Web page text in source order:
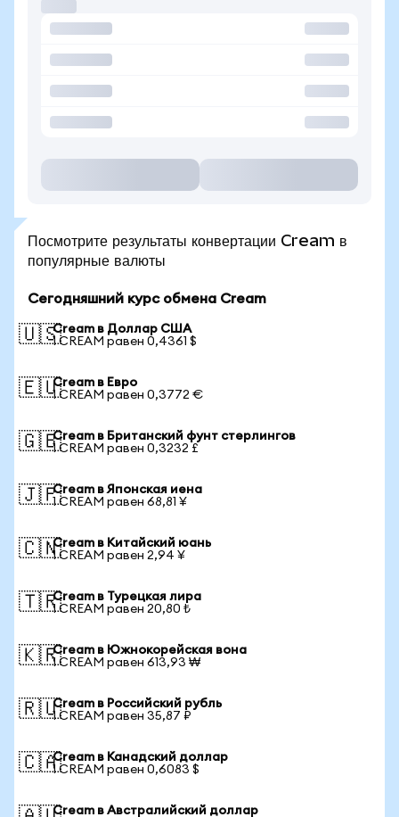
Посмотрите результаты конвертации Cream в
популярные валюты
Сегодняшний курс обмена Cream
🇺🇸Cream в Доллар США
1 CREAM равен 0,4361 $
🇪🇺Cream в Евро
1 CREAM равен 0,3772 €
🇬🇧Cream в Британский фунт стерлингов
1 CREAM равен 0,3232 £
🇯🇵Cream в Японская иена
1 CREAM равен 68,81 ¥
🇨🇳Cream в Китайский юань
1 CREAM равен 2,94 ¥
🇹🇷Cream в Турецкая лира
1 CREAM равен 20,80 ₺
🇰🇷Cream в Южнокорейская вона
1 CREAM равен 613,93 ₩
🇷🇺Cream в Российский рубль
1 CREAM равен 35,87 ₽
🇨🇦Cream в Канадский доллар
1 CREAM равен 0,6083 $
Cream в Австралийский доллар